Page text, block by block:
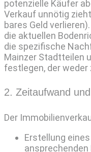
potenzielle Käufer
Verkauf unnötig
bares Geld
die aktuellen
die spezifische
Mainzer Stadtteilen
festlegen, der weder
2. Zeitaufwand
Der
Erstellung
ansprechenden